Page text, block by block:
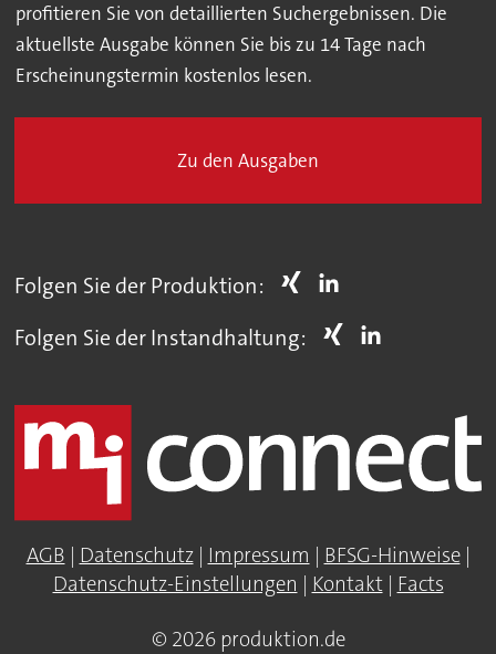
profitieren Sie von detaillierten Suchergebnissen. Die
aktuellste Ausgabe können Sie bis zu 14 Tage nach
Erscheinungstermin kostenlos lesen.
Zu den Ausgaben
Folgen Sie der Produktion:
Folgen Sie der Instandhaltung:
AGB | Datenschutz| Impressum | BFSG-Hinweise|
Datenschutz-Einstellungen | Kontakt| Facts
© 2026 produktion.de